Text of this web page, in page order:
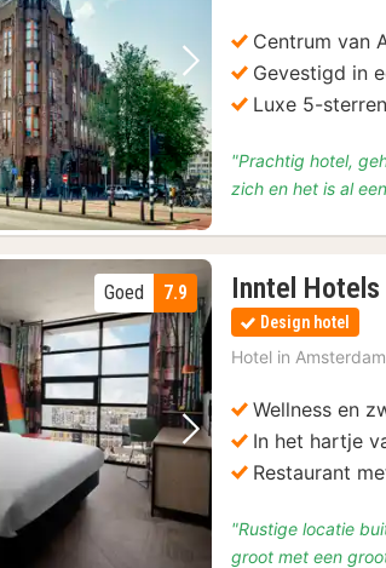
Volgende foto
Centrum van
Gevestigd in
Luxe 5-
"Prachtig hotel,
zich en het is al
Volgende foto
7.9
Goed Inntel
Design hotel
Hotel in Amsterdam
Wellness en
In het hartje
Restaurant
"Rustige locatie
groot met een